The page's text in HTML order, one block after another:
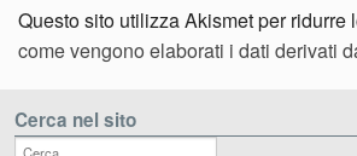
Questo sito utilizza Akismet per ridurre
come vengono elaborati i dati derivati
Cerca nel sito